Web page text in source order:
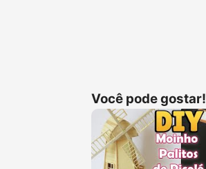
Você pode gostar!